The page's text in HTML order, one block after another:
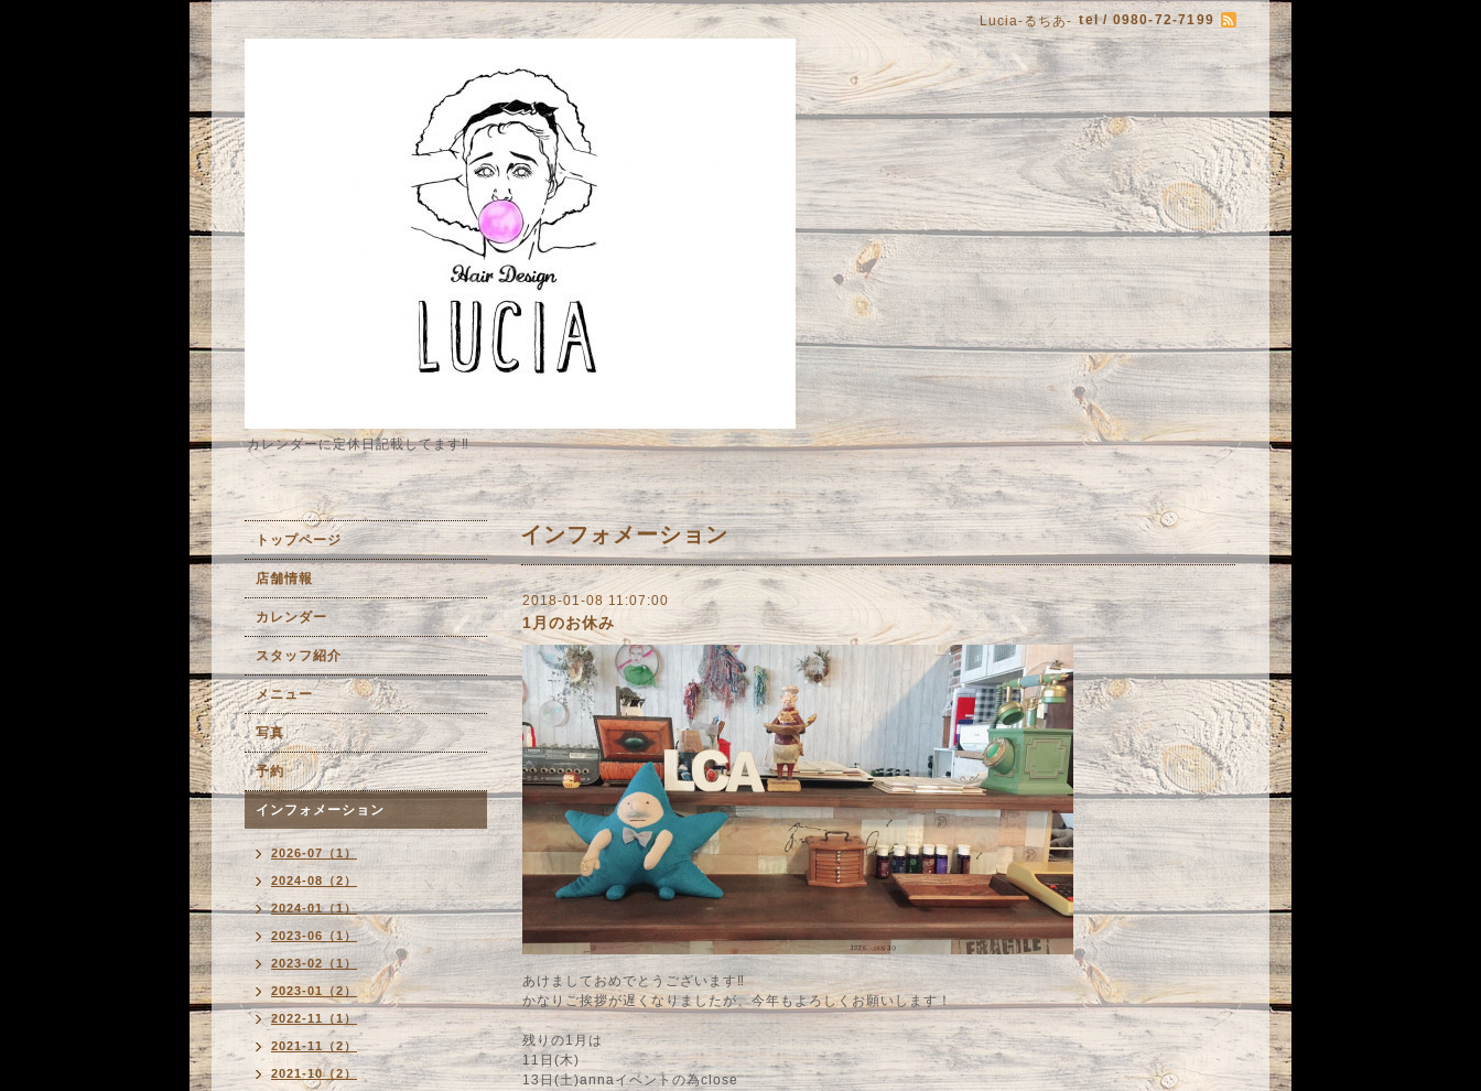
Lucia-るちあ- tel / 0980-72-7199
カレンダーに定休日記載してます‼️
インフォメーション
2018-01-08 11:07:00
1月のお休み
あけましておめでとうございます‼︎
かなりご挨拶が遅くなりましたが、今年もよろしくお願いします！
残りの1月は
11日(木)
13日(土)annaイベントの為close
トップページ
店舗情報
カレンダー
スタッフ紹介
メニュー
写真
予約
インフォメーション
2026-07（1）
2024-08（2）
2024-01（1）
2023-06（1）
2023-02（1）
2023-01（2）
2022-11（1）
2021-11（2）
2021-10（2）